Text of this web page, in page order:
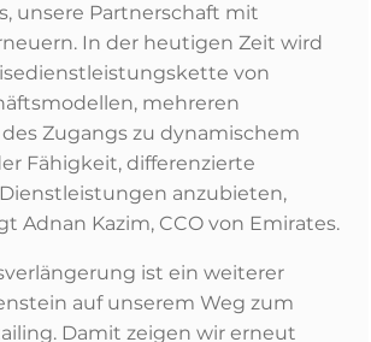
unsere Partnerschaft mit
In der heutigen Zeit wird
von
mehreren
Zugangs zu dynamischem
Fähigkeit, differenzierte
anzubieten,
Adnan Kazim, CCO von Emirates.
ist ein weiterer
auf unserem Weg zum
Damit zeigen wir erneut